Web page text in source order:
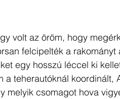
volt az öröm, hogy
felcipelték a
egy hosszú léccel ki
a teherautóknál koordinált,
melyik csomagot hova